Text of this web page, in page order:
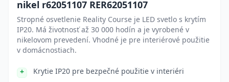
nikel r62051107 RER62051107
Stropné osvetlenie Reality Course je LED svetlo s krytím
IP20. Má životnosť až 30 000 hodín a je vyrobené v
nikelovom prevedení. Vhodné je pre interiérové použitie
v domácnostiach.
Krytie IP20 pre bezpečné použitie v interiéri